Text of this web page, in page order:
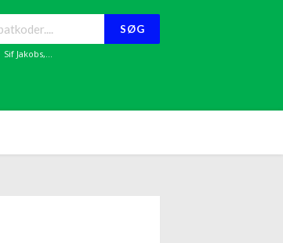
SØG
Sif Jakobs,...